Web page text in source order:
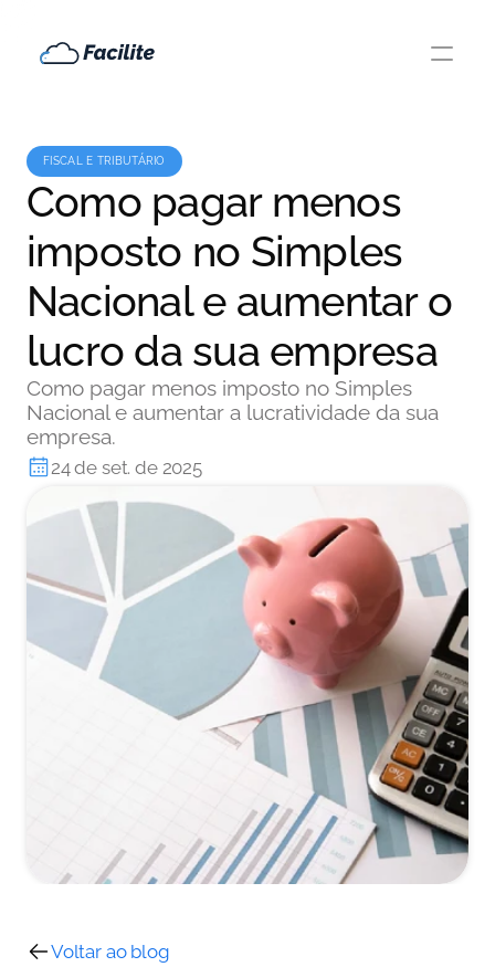
FISCAL E TRIBUTÁRIO
Como pagar menos
imposto no Simples
Nacional e aumentar o
lucro da sua empresa
Como pagar menos imposto no Simples
Nacional e aumentar a lucratividade da sua
empresa.
24 de set. de 2025
Voltar ao blog